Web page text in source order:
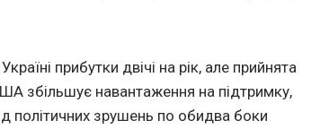
прибутки двічі на рік, але прийнята
збільшує навантаження на підтримку,
політичних зрушень по обидва боки